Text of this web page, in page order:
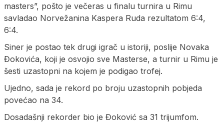
masters”, pošto je večeras u finalu turnira u Rimu
savladao Norvežanina Kaspera Ruda rezultatom 6:4,
6:4.
Siner je postao tek drugi igrač u istoriji, poslije Novaka
Đokovića, koji je osvojio sve Masterse, a turnir u Rimu je
šesti uzastopni na kojem je podigao trofej.
Ujedno, sada je rekord po broju uzastopnih pobjeda
povećao na 34.
Dosadašnji rekorder bio je Đoković sa 31 trijumfom.